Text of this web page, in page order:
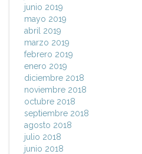
junio 2019
mayo 2019
abril 2019
marzo 2019
febrero 2019
enero 2019
diciembre 2018
noviembre 2018
octubre 2018
septiembre 2018
agosto 2018
julio 2018
junio 2018